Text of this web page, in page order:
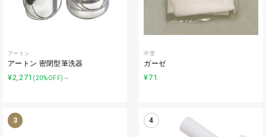
アートン
アートン 密閉型筆洗器
¥2,271 (20%OFF)～
中里
ガーゼ
¥71
3 4